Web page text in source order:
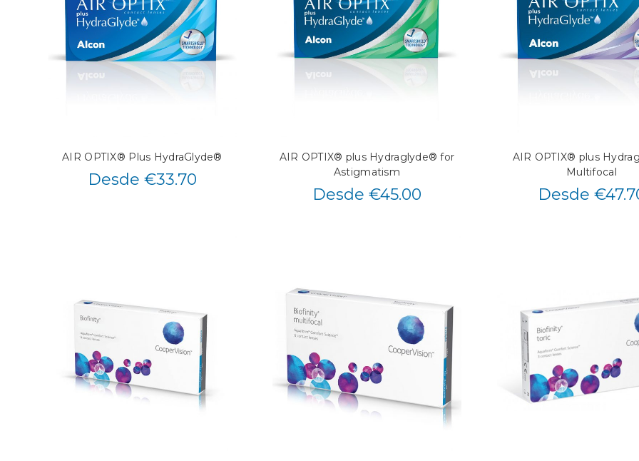
AIR OPTIX® Plus HydraGlyde®
Desde €33.70
AIR OPTIX® plus Hydraglyde® for
Astigmatism
Desde €45.00
AIR OPTIX® plus
Multifocal
Desde